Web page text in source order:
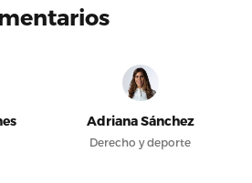
Adriana Sánchez
Derecho y deporte